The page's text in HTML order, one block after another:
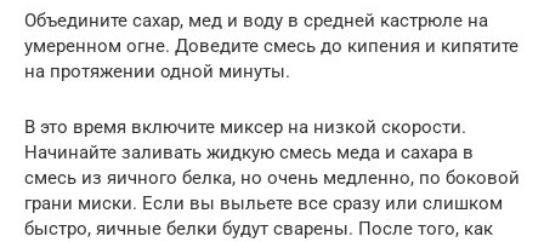
Объедините сахар, мед и воду в средней кастрюле на
умеренном огне. Доведите смесь до кипения и кипятите
на протяжении одной минуты.
В это время включите миксер на низкой скорости.
Начинайте заливать жидкую смесь меда и сахара в
смесь из яичного белка, но очень медленно, по боковой
грани миски. Если вы выльете все сразу или слишком
быстро, яичные белки будут сварены. После того, как